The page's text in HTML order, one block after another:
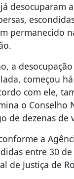
desocuparam
permanecido
a
começou
com ele,
o Conselho
de dezenas
a
entre 30
de Justiça de